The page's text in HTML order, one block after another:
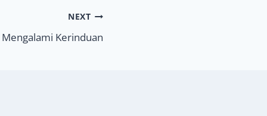
NEXT
Mengalami Kerinduan